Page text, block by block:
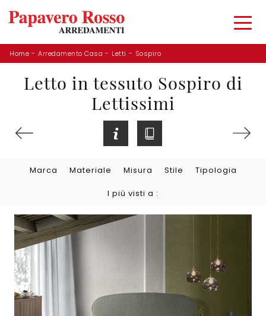
Home - Arredamento Casa - Letti - Sospiro
Letto in tessuto Sospiro di
Lettissimi
Marca Materiale Misura Stile Tipologia
I più visti a :